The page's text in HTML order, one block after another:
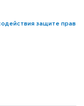
защите прав